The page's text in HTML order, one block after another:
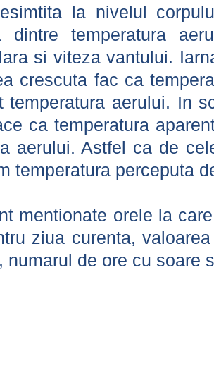
la nivelul
dintre temperatura
si viteza vantului.
crescuta fac ca
temperatura aerului. In
ca temperatura
aerului. Astfel ca de
temperatura perceputa
mentionate orele la
ziua curenta,
numarul de ore cu soare